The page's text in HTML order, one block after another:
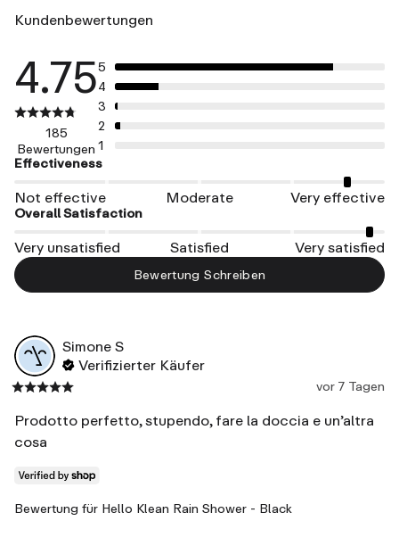
Kundenbewertungen
4.75
185
Bewertungen
5
4
3
2
1
Effectiveness
Not effective Moderate Very effective
Overall Satisfaction
Very unsatisfied Satisfied Very satisfied
Bewertung Schreiben
Simone S
Verifizierter Käufer
vor 7 Tagen
Prodotto perfetto, stupendo, fare la doccia e un’altra
cosa
Bewertung für Hello Klean Rain Shower - Black